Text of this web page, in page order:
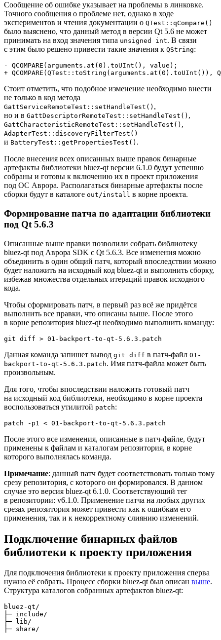
Сообщение об ошибке указывает на проблемы в линковке.
Точного сообщения о проблеме нет, однако в ходе
экспериментов и чтения документации о QTest::qCompare()
было выяснено, что данный метод в версии Qt 5.6 не может
принимать на вход значения типа unsigned int. В связи
с этим было решено привести такие значения к QString:
- QCOMPARE(arguments.at(0).toUInt(), value);
+
Стоит отметить, что подобное изменение необходимо внести
не только в код метода
GattServiceRemoteTest::setHandleTest() ,
но и в GattDescriptorRemoteTest::setHandleTest() ,
GattCharacteristicRemoteTest::setHandleTest() ,
AdapterTest::discoveryFilterTest()
и BatteryTest::getPropertiesTest() .
После внесения всех описанных выше правок бинарные
артефакты библиотеки bluez-qt версии 6.1.0 будут успешно
собраны и готовы к включению их в проект приложения
под ОС Аврора. Располагаться бинарные артефакты после
сборки будут в каталоге out/install в корне проекта.
Формирование патча по адаптации библиотеки
под Qt 5.6.3
Описанные выше правки позволили собрать библиотеку
bluez-qt под Аврора SDK с Qt 5.6.3. Все изменения можно
объединить в один общий патч, который впоследствии можно
будет наложить на исходный код bluez-qt и выполнить сборку,
избежав множества отдельных итераций правок исходного
кода.
Чтобы сформировать патч, в первый раз всё же придётся
выполнить все правки, что описаны выше. После этого
в корне репозитория bluez-qt необходимо выполнить команду:
Данная команда запишет вывод git diff в патч-файл 01-
backport-to-qt-5.6.3.patch. Имя патч-файла может быть
произвольным.
Для того, чтобы впоследствии наложить готовый патч
на исходный код библиотеки, необходимо в корне проекта
воспользоваться утилитой patch:
После этого все изменения, описанные в патч-файле, будут
применены к файлам и каталогам репозитория, в корне
которого выполнялась команда.
Примечание: данный патч будет соответствовать только тому
срезу репозитория, с которого он формировался. В данном
случае это версия bluez-qt 6.1.0. Соответствующий тег
в репозитории: v6.1.0. Применение патча на любых других
срезах репозитория может привести как к ошибкам его
применения, так и к некорректному слиянию изменений.
Подключение бинарных файлов
библиотеки к проекту приложения
Для подключения библиотеки к проекту приложения сперва
нужно её собрать. Процесс сборки bluez-qt был описан выше.
Структура каталогов собранных артефактов bluez-qt:
bluez-qt/
├─ include/
├─ lib/